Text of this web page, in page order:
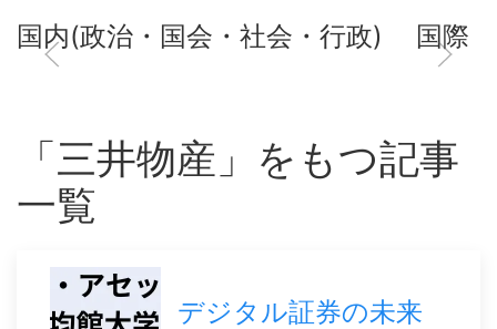
国内(政治・国会・社会・行政) 国際
「三井物産」をもつ記事
一覧
デジタル証券の未来